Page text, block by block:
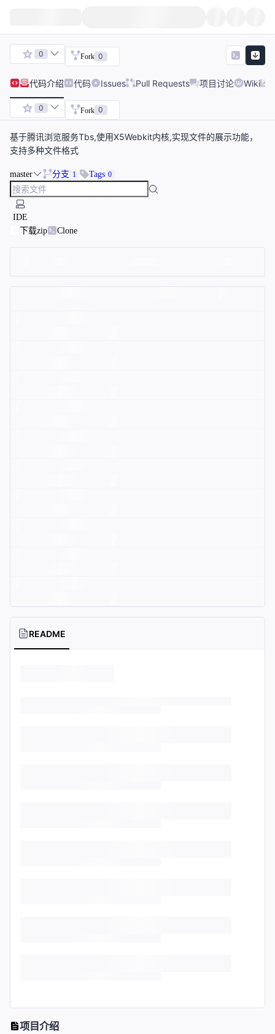
0 Fork 0
代码介绍 代码 Issues Pull Requests 项目讨论 Wiki
0 Fork 0
基于腾讯浏览服务Tbs,使用X5Webkit内核,实现文件的展示功能，
支持多种文件格式
master 分支 1 Tags 0
IDE
下载zip
Clone
README
项目介绍